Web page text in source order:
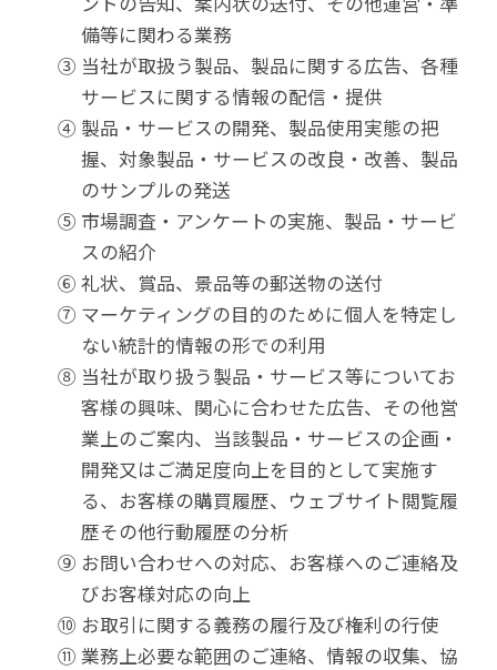
備等に関わる業務
③ 当社が取扱う製品、製品に関する広告、各種
サービスに関する情報の配信・提供
④ 製品・サービスの開発、製品使用実態の把
握、対象製品・サービスの改良・改善、製品
のサンプルの発送
⑤ 市場調査・アンケートの実施、製品・サービ
スの紹介
⑥ 礼状、賞品、景品等の郵送物の送付
⑦ マーケティングの目的のために個人を特定し
ない統計的情報の形での利用
⑧ 当社が取り扱う製品・サービス等についてお
客様の興味、関心に合わせた広告、その他営
業上のご案内、当該製品・サービスの企画・
開発又はご満足度向上を目的として実施す
る、お客様の購買履歴、ウェブサイト閲覧履
歴その他行動履歴の分析
⑨ お問い合わせへの対応、お客様へのご連絡及
びお客様対応の向上
⑩ お取引に関する義務の履行及び権利の行使
⑪ 業務上必要な範囲のご連絡、情報の収集、協